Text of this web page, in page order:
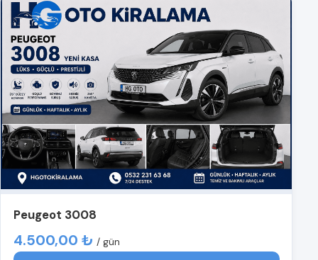
Peugeot 3008
4.500,00 ₺ / gün